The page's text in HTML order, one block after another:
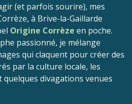
(et parfois sourire), mes
à Brive-la-Gaillarde
Origine Corrèze en poche.
passionné, je mélange
qui claquent pour créer des
par la culture locale, les
quelques divagations venues